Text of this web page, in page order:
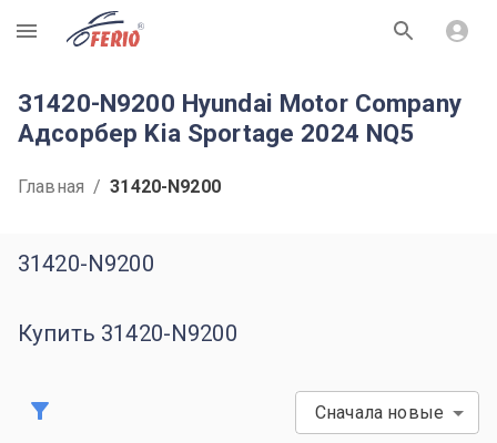
R
31420-N9200 Hyundai Motor Company
Адсорбер Kia Sportage 2024 NQ5
Главная / 31420-N9200
31420-N9200
Купить 31420-N9200
Сначала новые